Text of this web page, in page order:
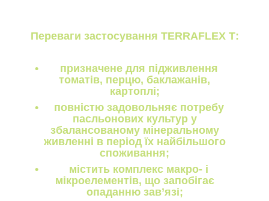
Переваги застосування TERRAFLEX Т:
призначене для підживлення
томатів, перцю, баклажанів,
картоплі;
повністю задовольняє потребу
пасльонових культур у
збалансованому мінеральному
живленні в період їх найбільшого
споживання;
містить комплекс макро- і
мікроелементів, що запобігає
опаданню зав’язі;